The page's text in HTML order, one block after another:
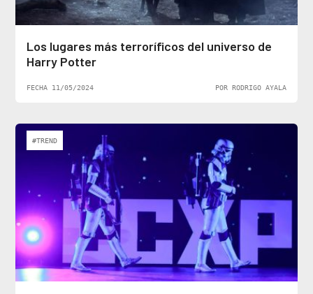
Los lugares más terroríficos del universo de
Harry Potter
FECHA 11/05/2024 POR RODRIGO AYALA
#TREND